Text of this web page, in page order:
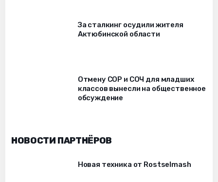
За сталкинг осудили жителя
Актюбинской области
Отмену СОР и СОЧ для младших
классов вынесли на общественное
обсуждение
НОВОСТИ ПАРТНЁРОВ
Новая техника от Rostselmash